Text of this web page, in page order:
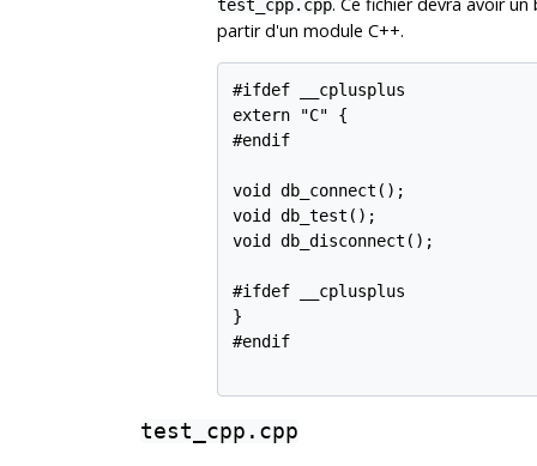
test_cpp.cpp
partir d'un module C++.
#ifdef __cplusplus
extern "C" {
#endif
void db_connect();
void db_test();
void db_disconnect();
#ifdef __cplusplus
}
#endif
test_cpp.cpp